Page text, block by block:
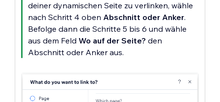
deiner dynamischen Seite zu verlinken, wähle
nach Schritt 4 oben Abschnitt oder Anker.
Befolge dann die Schritte 5 bis 6 und wähle
aus dem Feld Wo auf der Seite? den
Abschnitt oder Anker aus.